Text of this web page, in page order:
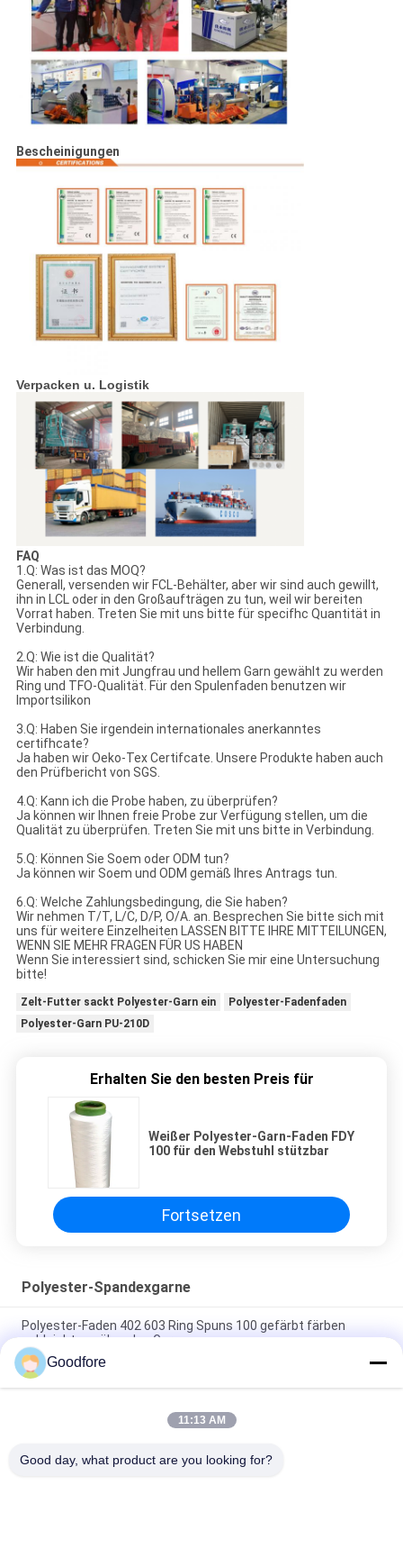
Bescheinigungen
Verpacken u. Logistik
FAQ
1.Q: Was ist das MOQ?
Generall, versenden wir FCL-Behälter, aber wir sind auch gewillt,
ihn in LCL oder in den Großaufträgen zu tun, weil wir bereiten
Vorrat haben. Treten Sie mit uns bitte für specifhc Quantität in
Verbindung.
2.Q: Wie ist die Qualität?
Wir haben den mit Jungfrau und hellem Garn gewählt zu werden
Ring und TFO-Qualität. Für den Spulenfaden benutzen wir
Importsilikon
3.Q: Haben Sie irgendein internationales anerkanntes
certifhcate?
Ja haben wir Oeko-Tex Certifcate. Unsere Produkte haben auch
den Prüfbericht von SGS.
4.Q: Kann ich die Probe haben, zu überprüfen?
Ja können wir Ihnen freie Probe zur Verfügung stellen, um die
Qualität zu überprüfen. Treten Sie mit uns bitte in Verbindung.
5.Q: Können Sie Soem oder ODM tun?
Ja können wir Soem und ODM gemäß Ihres Antrags tun.
6.Q: Welche Zahlungsbedingung, die Sie haben?
Wir nehmen T/T, L/C, D/P, O/A. an. Besprechen Sie bitte sich mit
uns für weitere Einzelheiten LASSEN BITTE IHRE MITTEILUNGEN,
WENN SIE MEHR FRAGEN FÜR US HABEN
Wenn Sie interessiert sind, schicken Sie mir eine Untersuchung
bitte!
Zelt-Futter sackt Polyester-Garn ein
Polyester-Fadenfaden
Polyester-Garn PU-210D
Erhalten Sie den besten Preis für
Weißer Polyester-Garn-Faden FDY
100 für den Webstuhl stützbar
Fortsetzen
Polyester-Spandexgarne
Polyester-Faden 402 603 Ring Spuns 100 gefärbt färben
gebleichtes nähendes Garn
weißes halb Matt Spandex Yarn Filament Industrial
spinnendes Band 280d
Weißer Polyester-Garn-Faden FDY 100 für den Webstuhl
Goodfore
11:13 AM
Good day, what product are you looking for?